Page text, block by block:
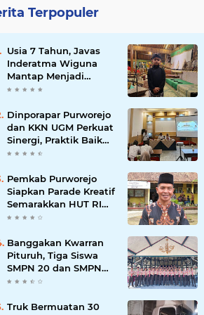
Terpopuler
Usia 7 Tahun, Javas
Inderatma Wiguna
Mantap Menjadi
Dalang Cilik, Sang
Menonton Wayang di
YouTube
Dinporapar Purworejo
dan KKN UGM Perkuat
Sinergi, Praktik Baik
Kecamatan Berdaya
Pemkab Purworejo
Siapkan Parade Kreatif
Semarakkan HUT RI
ke-81, Pendaftaran
Dibuka
Banggakan Kwarran
Pituruh, Tiga Siswa
SMPN 20 dan SMPN
40 Purworejo
Jamnas Cibubur
Truk Bermuatan 30